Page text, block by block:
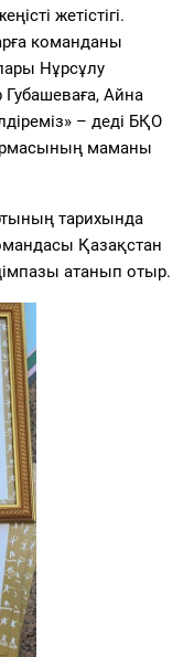
жетістігі.
команданы
Нұрсұлу
Губашеваға, Айна
– деді БҚО
маманы
тарихында
Қазақстан
атанып отыр.